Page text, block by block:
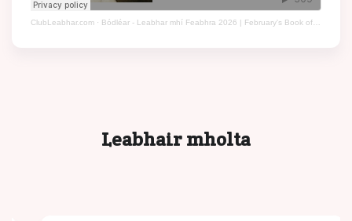
ClubLeabhar.com · Bódléar - Leabhar mhí Feabhra 2026 | February's Book of the Month 2026
Leabhair mholta